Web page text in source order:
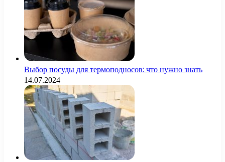
Выбор посуды для термоподносов: что нужно знать
14.07.2024